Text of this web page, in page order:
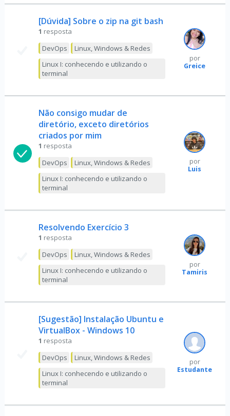
[Dúvida] Sobre o zip na git bash
1 resposta
DevOps
Linux, Windows & Redes
Linux I: conhecendo e utilizando o
terminal
por
Greice
Não consigo mudar de
diretório, exceto diretórios
criados por mim
1 resposta
DevOps
Linux, Windows & Redes
Linux I: conhecendo e utilizando o
terminal
por
Luis
Resolvendo Exercício 3
1 resposta
DevOps
Linux, Windows & Redes
Linux I: conhecendo e utilizando o
terminal
por
Tamiris
[Sugestão] Instalação Ubuntu e
VirtualBox - Windows 10
1 resposta
DevOps
Linux, Windows & Redes
Linux I: conhecendo e utilizando o
terminal
por
Estudante